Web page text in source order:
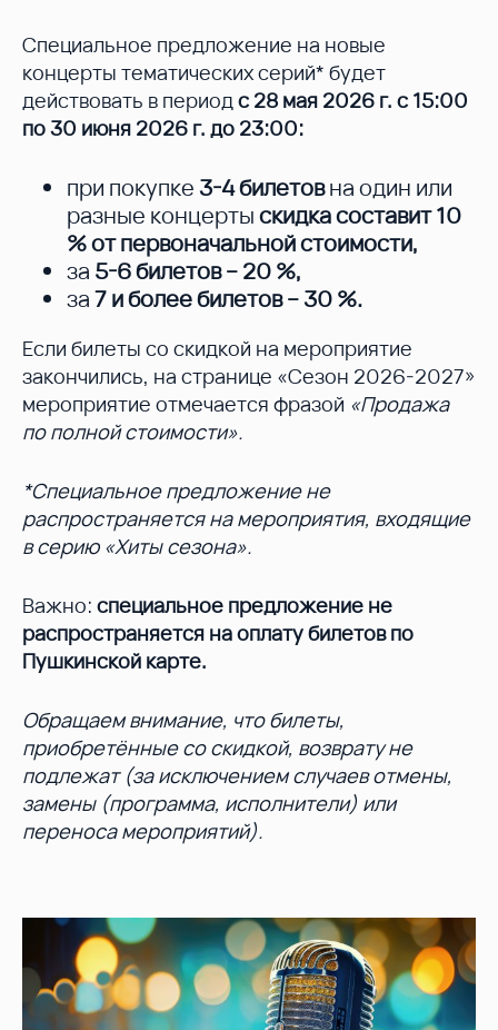
Специальное предложение на новые
концерты тематических серий* будет
действовать в периодс 28 мая 2026 г. с 15:00
по 30 июня 2026 г. до 23:00:
при покупке 3-4 билетовна один или
разные концертыскидка составит 10
%от первоначальной стоимости,
за 5-6 билетов – 20 %,
за7 и более билетов – 30 %.
Если билеты со скидкой на мероприятие
закончились, на странице «Сезон 2026-2027»
мероприятие отмечается фразой «Продажа
по полной стоимости».
*Специальное предложение не
распространяется на мероприятия, входящие
в серию «Хиты сезона».
Важно: специальное предложение не
распространяется на оплату билетов по
Пушкинской карте.
Обращаем внимание, что билеты,
приобретённые со скидкой, возврату не
подлежат (за исключением случаев отмены,
замены (программа, исполнители) или
переноса мероприятий).